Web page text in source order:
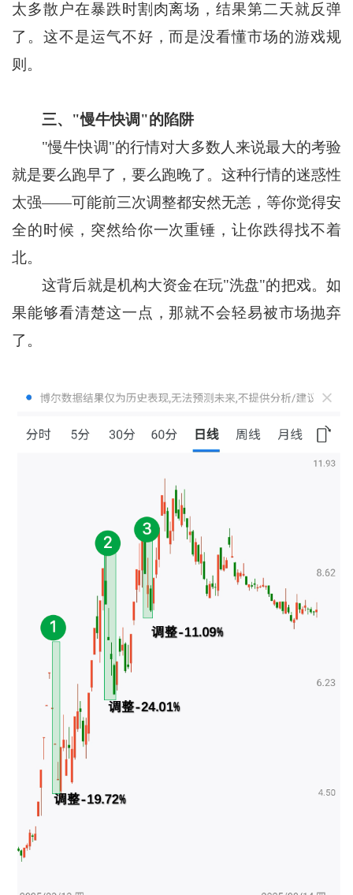
太多散户在暴跌时割肉离场，结果第二天就反弹
了。这不是运气不好，而是没看懂市场的游戏规
则。
三、"慢牛快调"的陷阱
"慢牛快调"的行情对大多数人来说最大的考验
就是要么跑早了，要么跑晚了。这种行情的迷惑性
太强——可能前三次调整都安然无恙，等你觉得安
全的时候，突然给你一次重锤，让你跌得找不着
北。
这背后就是机构大资金在玩"洗盘"的把戏。如
果能够看清楚这一点，那就不会轻易被市场抛弃
了。